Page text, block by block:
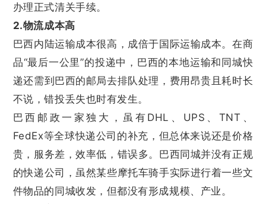
办理正式清关手续。
2.物流成本高
巴西内陆运输成本很高，成倍于国际运输成本。在商
品“最后一公里”的投递中，巴西的本地运输和同城快
递还需到巴西的邮局去排队处理，费用昂贵且耗时长
不说，错投丢失也时有发生。
巴西邮政一家独大，虽有DHL、UPS、TNT、
FedEx等全球快递公司的补充，但总体来说还是价格
贵，服务差，效率低，错误多。巴西同城并没有正规
的快递公司，虽然某些摩托车骑手实际进行着一些文
件物品的同城收发，但都没有形成规模、产业。